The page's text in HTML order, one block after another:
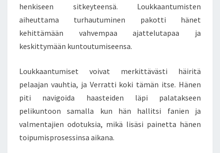
henkiseen sitkeyteensä. Loukkaantumisten
aiheuttama turhautuminen pakotti hänet
kehittämään vahvempaa ajattelutapaa ja
keskittymään kuntoutumiseensa.
Loukkaantumiset voivat merkittävästi häiritä
pelaajan vauhtia, ja Verratti koki tämän itse. Hänen
piti navigoida haasteiden läpi palatakseen
pelikuntoon samalla kun hän hallitsi fanien ja
valmentajien odotuksia, mikä lisäsi painetta hänen
toipumisprosessinsa aikana.